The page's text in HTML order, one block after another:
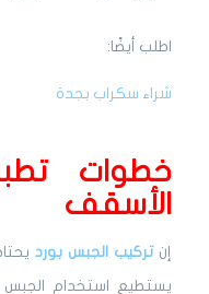
اطلب أيضًا:
شراء سكراب بجدة
خطوات
الأسقف
إنتركيب الجبس بورد
يستطيع استخدام